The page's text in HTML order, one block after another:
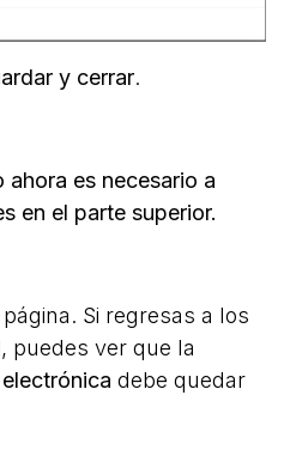
y cerrar.
ahora es necesario a
en el parte superior.
Si regresas a los
, puedes ver que la
debe quedar